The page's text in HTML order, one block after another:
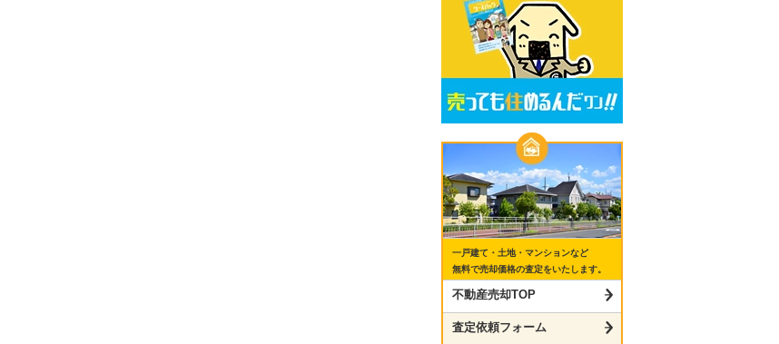
一戸建て・土地・マンションなど
無料で売却価格の査定をいたします。
不動産売却TOP
査定依頼フォーム